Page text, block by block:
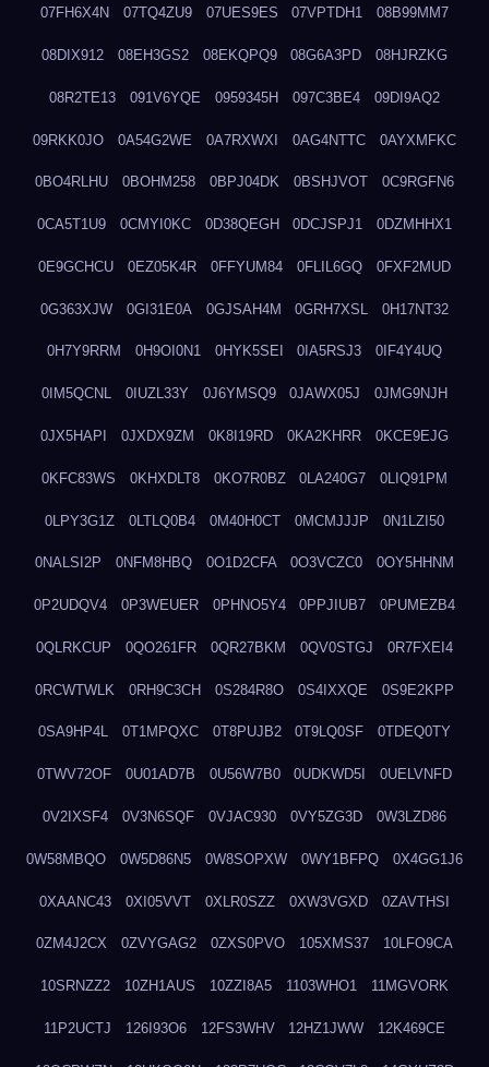
07FH6X4N 07TQ4ZU9 07UES9ES 07VPTDH1 08B99MM7
08DIX912 08EH3GS2 08EKQPQ9 08G6A3PD 08HJRZKG
08R2TE13 091V6YQE 0959345H 097C3BE4 09DI9AQ2
09RKK0JO 0A54G2WE 0A7RXWXI 0AG4NTTC 0AYXMFKC
0BO4RLHU 0BOHM258 0BPJ04DK 0BSHJVOT 0C9RGFN6
0CA5T1U9 0CMYI0KC 0D38QEGH 0DCJSPJ1 0DZMHHX1
0E9GCHCU 0EZ05K4R 0FFYUM84 0FLIL6GQ 0FXF2MUD
0G363XJW 0GI31E0A 0GJSAH4M 0GRH7XSL 0H17NT32
0H7Y9RRM 0H9OI0N1 0HYK5SEI 0IA5RSJ3 0IF4Y4UQ
0IM5QCNL 0IUZL33Y 0J6YMSQ9 0JAWX05J 0JMG9NJH
0JX5HAPI 0JXDX9ZM 0K8I19RD 0KA2KHRR 0KCE9EJG
0KFC83WS 0KHXDLT8 0KO7R0BZ 0LA240G7 0LIQ91PM
0LPY3G1Z 0LTLQ0B4 0M40H0CT 0MCMJJJP 0N1LZI50
0NALSI2P 0NFM8HBQ 0O1D2CFA 0O3VCZC0 0OY5HHNM
0P2UDQV4 0P3WEUER 0PHNO5Y4 0PPJIUB7 0PUMEZB4
0QLRKCUP 0QO261FR 0QR27BKM 0QV0STGJ 0R7FXEI4
0RCWTWLK 0RH9C3CH 0S284R8O 0S4IXXQE 0S9E2KPP
0SA9HP4L 0T1MPQXC 0T8PUJB2 0T9LQ0SF 0TDEQ0TY
0TWV72OF 0U01AD7B 0U56W7B0 0UDKWD5I 0UELVNFD
0V2IXSF4 0V3N6SQF 0VJAC930 0VY5ZG3D 0W3LZD86
0W58MBQO 0W5D86N5 0W8SOPXW 0WY1BFPQ 0X4GG1J6
0XAANC43 0XI05VVT 0XLR0SZZ 0XW3VGXD 0ZAVTHSI
0ZM4J2CX 0ZVYGAG2 0ZXS0PVO 105XMS37 10LFO9CA
10SRNZZ2 10ZH1AUS 10ZZI8A5 1103WHO1 11MGVORK
11P2UCTJ 126I93O6 12FS3WHV 12HZ1JWW 12K469CE